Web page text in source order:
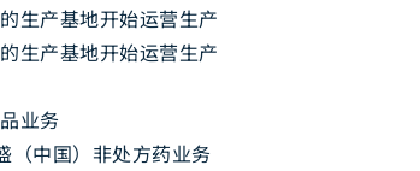
生产基地开始运营生产
生产基地开始运营生产
业务
中国）非处方药业务